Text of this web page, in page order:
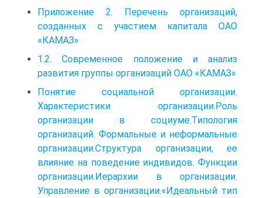
Приложение 2. Перечень организаций,
созданных с участием капитала ОАО
«КАМАЗ»
1.2. Современное положение и анализ
развития группы организаций ОАО «КАМАЗ»
Понятие социальной организации.
Характеристики организации.Роль
организации в социуме.Типология
организаций. Формальные и неформальные
организации.Структура организации, ее
влияние на поведение индивидов. Функции
организации.Иерархии в организации.
Управление в организации.«Идеальный тип